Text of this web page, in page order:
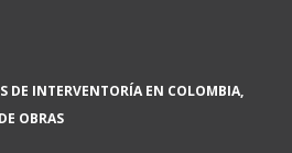
DE INTERVENTORÍA EN COLOMBIA,
OBRAS